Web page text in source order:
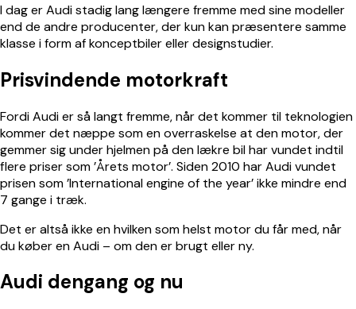
I dag er Audi stadig lang længere fremme med sine modeller
end de andre producenter, der kun kan præsentere samme
klasse i form af konceptbiler eller designstudier.
Prisvindende motorkraft
Fordi Audi er så langt fremme, når det kommer til teknologien
kommer det næppe som en overraskelse at den motor, der
gemmer sig under hjelmen på den lækre bil har vundet indtil
flere priser som ’Årets motor’. Siden 2010 har Audi vundet
prisen som ’International engine of the year’ ikke mindre end
7 gange i træk.
Det er altså ikke en hvilken som helst motor du får med, når
du køber en Audi – om den er brugt eller ny.
Audi dengang og nu